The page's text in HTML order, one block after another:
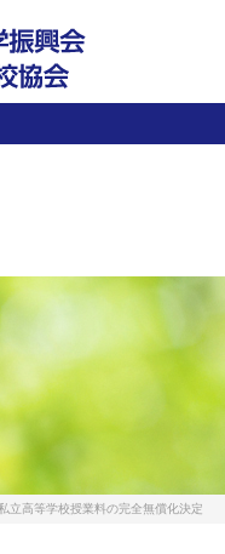
立高等学校授業料の完全無償化決定